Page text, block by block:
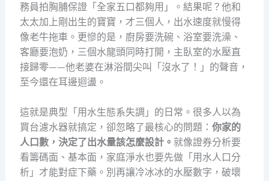
務員拍胸脯保證「全家五口都夠用」。結果呢？他和
太太加上剛出生的寶寶，才三個人，出水速度就慢得
像老牛拖車。更慘的是，廚房要洗碗、浴室要洗澡、
客廳要泡奶，三個水龍頭同時打開，主臥室的水壓直
接歸零——他老婆在淋浴間尖叫「沒水了！」的聲音，
至今還在耳邊迴盪。
這就是典型「用水生態系失調」的日常。很多人以為
買台濾水器就搞定，卻忽略了最核心的問題： 你家的
人口數，決定了出水量該怎麼設計。 就像證券分析要
看籌碼面、基本面，家庭淨水也要先做「用水人口分
析」才能對症下藥。別再讓冷冰冰的水壓數字，破壞